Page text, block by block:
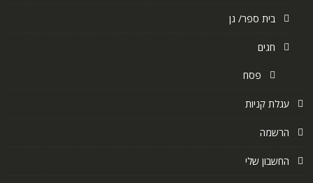
בית ספר/ גן
חגים
פסח
עגלת קניות
הרשמה
החשבון שלי